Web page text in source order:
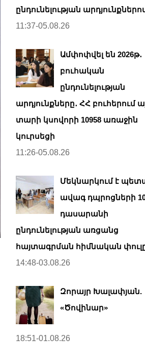
ընդունելության արդյունքներով
11:37-05.08.26
Ամփոփվել են 2026թ․
բուհական
ընդունելության
արդյունքները․ ՀՀ բուհերում
տարի կսովորի 10958 առաջին
կուրսեցի
11:26-05.08.26
Մեկնարկում է
ավագ դպրոցների
դասարանի
ընդունելության առցանց
հայտագրման հիմնական
14:48-03.08.26
Զորայր Խալափյան.
«Ծովինար»
18:51-01.08.26